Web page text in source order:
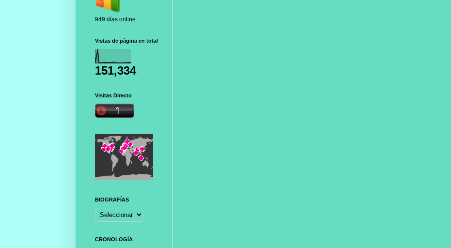
949 días online
Vistas de página en total
151,334
Visitas Directo
BIOGRAFÍAS
CRONOLOGÍA